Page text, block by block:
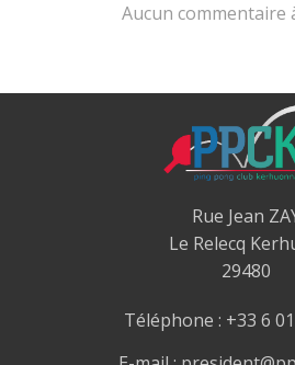
Aucun commentaire
Rue Jean
Le Relecq
29480
Téléphone : +33 6